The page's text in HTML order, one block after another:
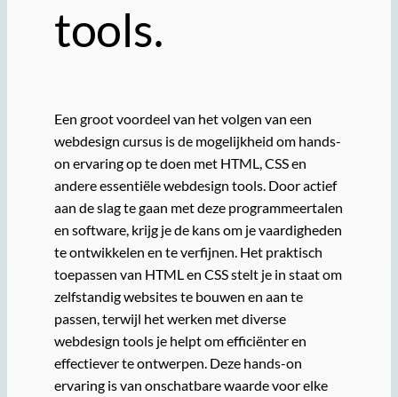
tools.
Een groot voordeel van het volgen van een
webdesign cursus is de mogelijkheid om hands-
on ervaring op te doen met HTML, CSS en
andere essentiële webdesign tools. Door actief
aan de slag te gaan met deze programmeertalen
en software, krijg je de kans om je vaardigheden
te ontwikkelen en te verfijnen. Het praktisch
toepassen van HTML en CSS stelt je in staat om
zelfstandig websites te bouwen en aan te
passen, terwijl het werken met diverse
webdesign tools je helpt om efficiënter en
effectiever te ontwerpen. Deze hands-on
ervaring is van onschatbare waarde voor elke